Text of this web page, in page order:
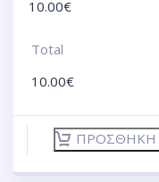
10.00€
Total
10.00€
ΠΡΟΣΘΉΚΗ